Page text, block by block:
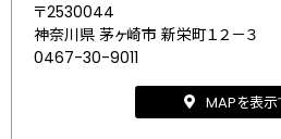
〒2530044
神奈川県 茅ヶ崎市 新栄町１２－３
0467-30-9011
MAPを表示